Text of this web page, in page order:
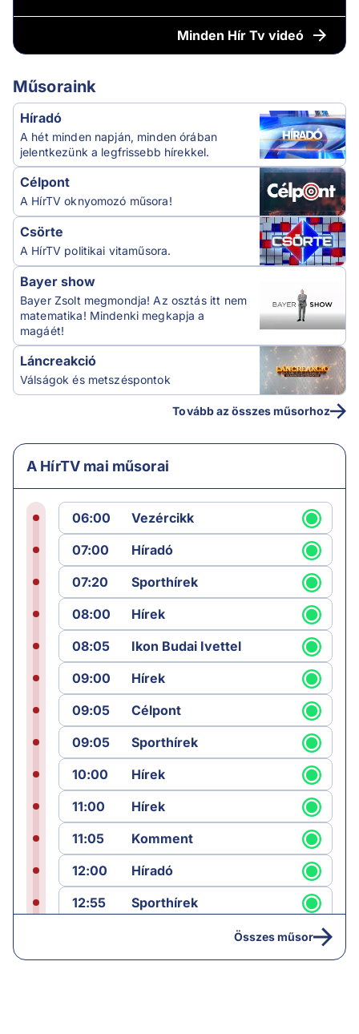
Minden Hír Tv videó
Műsoraink
Híradó
A hét minden napján, minden órában
jelentkezünk a legfrissebb hírekkel.
Célpont
A HírTV oknyomozó műsora!
Csörte
A HírTV politikai vitaműsora.
Bayer show
Bayer Zsolt megmondja! Az osztás itt nem
matematika! Mindenki megkapja a
magáét!
Láncreakció
Válságok és metszéspontok
Tovább az összes műsorhoz
A HírTV mai műsorai
06:00
Vezércikk
07:00
Híradó
07:20
Sporthírek
08:00
Hírek
08:05
Ikon Budai Ivettel
09:00
Hírek
09:05
Célpont
09:05
Sporthírek
10:00
Hírek
11:00
Hírek
11:05
Komment
12:00
Híradó
12:55
Sporthírek
Összes műsor